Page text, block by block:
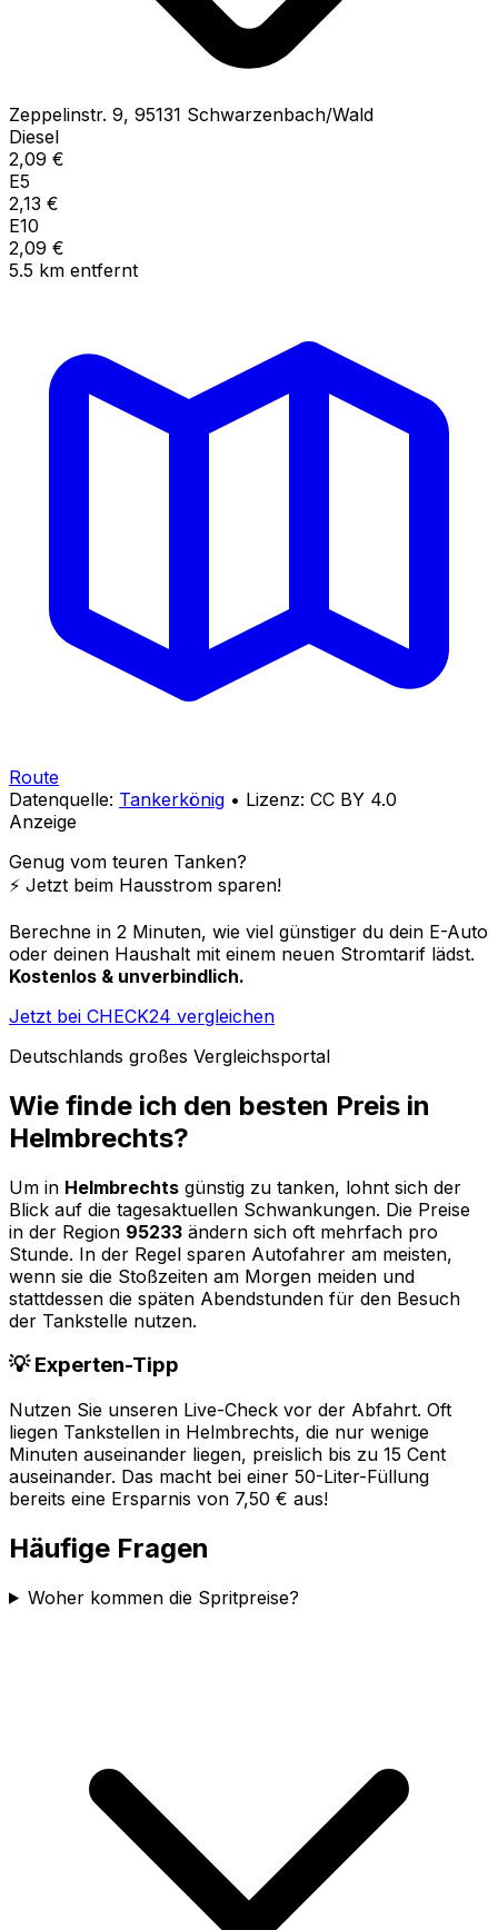
Zeppelinstr. 9, 95131 Schwarzenbach/Wald
Diesel
2,09 €
E5
2,13 €
E10
2,09 €
5.5 km entfernt
Route
Datenquelle: Tankerkönig • Lizenz: CC BY 4.0
Anzeige
Genug vom teuren Tanken?
⚡️ Jetzt beim Hausstrom sparen!
Berechne in 2 Minuten, wie viel günstiger du dein E-Auto
oder deinen Haushalt mit einem neuen Stromtarif lädst.
Kostenlos & unverbindlich.
Jetzt bei CHECK24 vergleichen
Deutschlands großes Vergleichsportal
Wie finde ich den besten Preis in
Helmbrechts?
Um in Helmbrechts günstig zu tanken, lohnt sich der
Blick auf die tagesaktuellen Schwankungen. Die Preise
in der Region 95233 ändern sich oft mehrfach pro
Stunde. In der Regel sparen Autofahrer am meisten,
wenn sie die Stoßzeiten am Morgen meiden und
stattdessen die späten Abendstunden für den Besuch
der Tankstelle nutzen.
💡 Experten-Tipp
Nutzen Sie unseren Live-Check vor der Abfahrt. Oft
liegen Tankstellen in Helmbrechts, die nur wenige
Minuten auseinander liegen, preislich bis zu 15 Cent
auseinander. Das macht bei einer 50-Liter-Füllung
bereits eine Ersparnis von 7,50 € aus!
Häufige Fragen
Woher kommen die Spritpreise?